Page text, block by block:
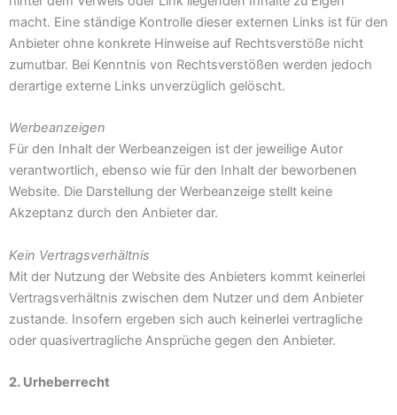
macht. Eine ständige Kontrolle dieser externen Links ist für den
Anbieter ohne konkrete Hinweise auf Rechtsverstöße nicht
zumutbar. Bei Kenntnis von Rechtsverstößen werden jedoch
derartige externe Links unverzüglich gelöscht.
Werbeanzeigen
Für den Inhalt der Werbeanzeigen ist der jeweilige Autor
verantwortlich, ebenso wie für den Inhalt der beworbenen
Website. Die Darstellung der Werbeanzeige stellt keine
Akzeptanz durch den Anbieter dar.
Kein Vertragsverhältnis
Mit der Nutzung der Website des Anbieters kommt keinerlei
Vertragsverhältnis zwischen dem Nutzer und dem Anbieter
zustande. Insofern ergeben sich auch keinerlei vertragliche
oder quasivertragliche Ansprüche gegen den Anbieter.
2. Urheberrecht